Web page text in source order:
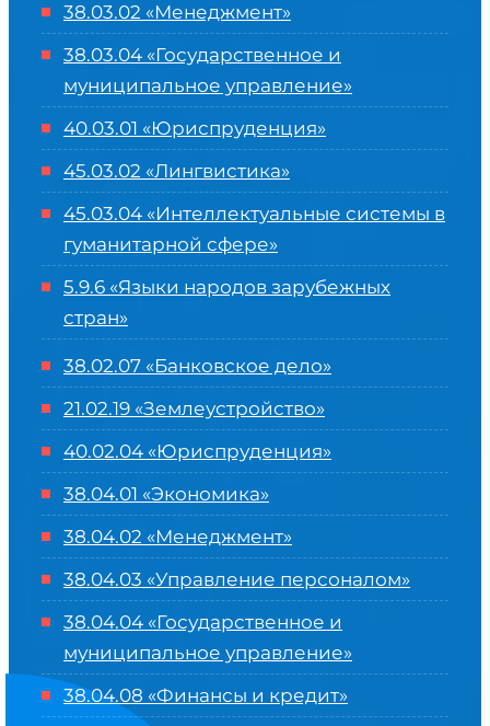
38.03.02 «Менеджмент»
38.03.04 «Государственное и
муниципальное управление»
40.03.01 «Юриспруденция»
45.03.02 «Лингвистика»
45.03.04 «Интеллектуальные системы в
гуманитарной сфере»
5.9.6 «Языки народов зарубежных
стран»
38.02.07 «Банковское дело»
21.02.19 «Землеустройство»
40.02.04 «Юриспруденция»
38.04.01 «Экономика»
38.04.02 «Менеджмент»
38.04.03 «Управление персоналом»
38.04.04 «Государственное и
муниципальное управление»
38.04.08 «Финансы и кредит»